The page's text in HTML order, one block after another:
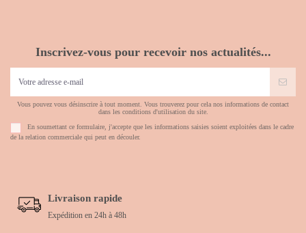
Inscrivez-vous pour recevoir nos actualités...
Vous pouvez vous désinscrire à tout moment. Vous trouverez pour cela nos informations de contact
dans les conditions d'utilisation du site.
En soumettant ce formulaire, j'accepte que les informations saisies soient exploitées dans le cadre
de la relation commerciale qui peut en découler.
Livraison rapide
Expédition en 24h à 48h